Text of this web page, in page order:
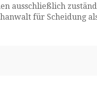
ausschließlich
für Scheidung